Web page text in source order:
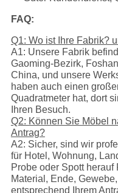
FAQ:
Q1: Wo ist Ihre Fabrik?
A1: Unsere Fabrik
Gaoming-Bezirk,
China, und unsere
haben auch einen
Quadratmeter hat, dort
Ihren Besuch.
Q2: Können Sie Möbel
Antrag?
A2: Sicher, sind wir
für Hotel, Wohnung,
Probe oder Spott
Material, Ende,
entsprechend Ihrem